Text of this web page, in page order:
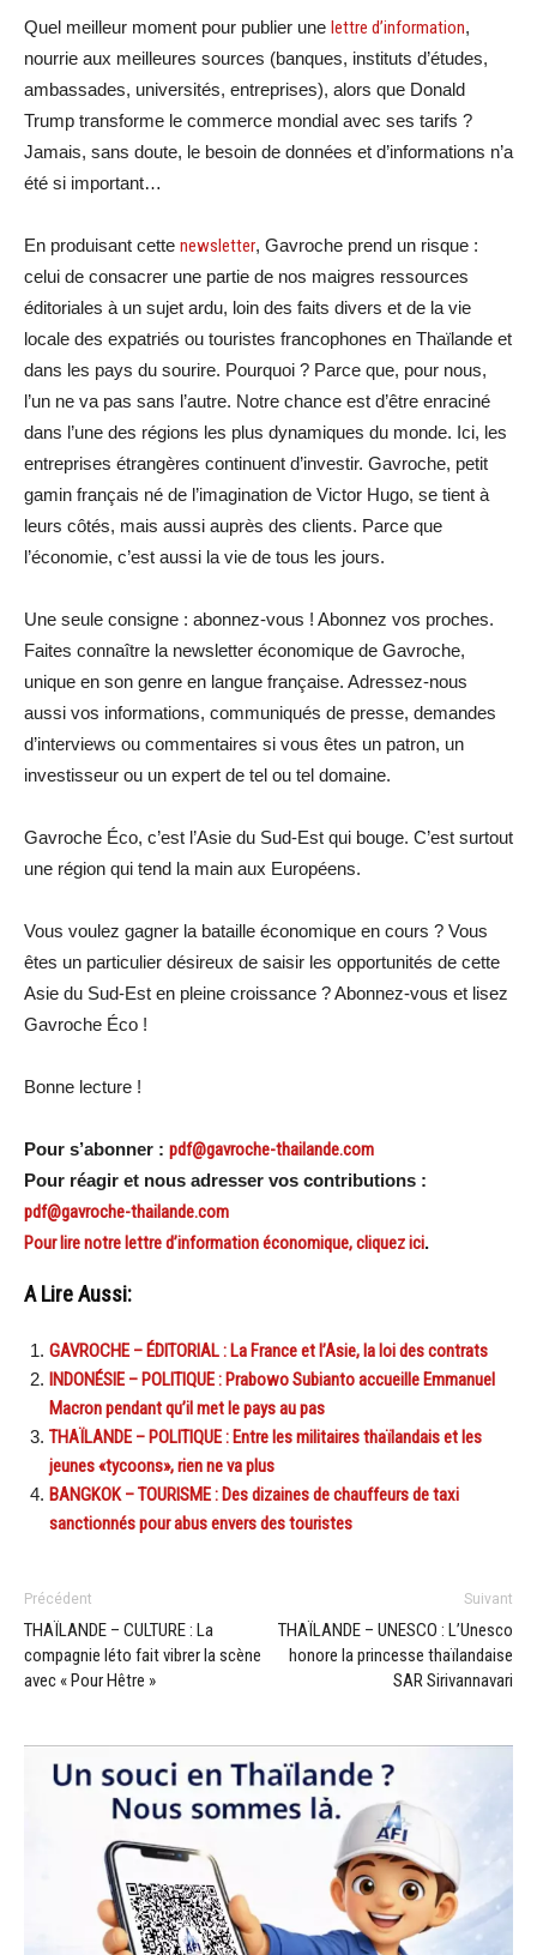
Quel meilleur moment pour publier une lettre d’information,
nourrie aux meilleures sources (banques, instituts d’études,
ambassades, universités, entreprises), alors que Donald
Trump transforme le commerce mondial avec ses tarifs ?
Jamais, sans doute, le besoin de données et d’informations n’a
été si important…
En produisant cette newsletter, Gavroche prend un risque :
celui de consacrer une partie de nos maigres ressources
éditoriales à un sujet ardu, loin des faits divers et de la vie
locale des expatriés ou touristes francophones en Thaïlande et
dans les pays du sourire. Pourquoi ? Parce que, pour nous,
l’un ne va pas sans l’autre. Notre chance est d’être enraciné
dans l’une des régions les plus dynamiques du monde. Ici, les
entreprises étrangères continuent d’investir. Gavroche, petit
gamin français né de l’imagination de Victor Hugo, se tient à
leurs côtés, mais aussi auprès des clients. Parce que
l’économie, c’est aussi la vie de tous les jours.
Une seule consigne : abonnez-vous ! Abonnez vos proches.
Faites connaître la newsletter économique de Gavroche,
unique en son genre en langue française. Adressez-nous
aussi vos informations, communiqués de presse, demandes
d’interviews ou commentaires si vous êtes un patron, un
investisseur ou un expert de tel ou tel domaine.
Gavroche Éco, c’est l’Asie du Sud-Est qui bouge. C’est surtout
une région qui tend la main aux Européens.
Vous voulez gagner la bataille économique en cours ? Vous
êtes un particulier désireux de saisir les opportunités de cette
Asie du Sud-Est en pleine croissance ? Abonnez-vous et lisez
Gavroche Éco !
Bonne lecture !
Pour s’abonner : pdf@gavroche-thailande.com
Pour réagir et nous adresser vos contributions :
pdf@gavroche-thailande.com
Pour lire notre lettre d’information économique, cliquez ici.
A Lire Aussi:
GAVROCHE – ÉDITORIAL : La France et l’Asie, la loi des contrats
INDONÉSIE – POLITIQUE : Prabowo Subianto accueille Emmanuel
Macron pendant qu’il met le pays au pas
THAÏLANDE – POLITIQUE : Entre les militaires thaïlandais et les
jeunes «tycoons», rien ne va plus
BANGKOK – TOURISME : Des dizaines de chauffeurs de taxi
sanctionnés pour abus envers des touristes
Précédent
THAÏLANDE – CULTURE : La
compagnie Iéto fait vibrer la scène
avec « Pour Hêtre »
Suivant
THAÏLANDE – UNESCO : L’Unesco
honore la princesse thaïlandaise
SAR Sirivannavari